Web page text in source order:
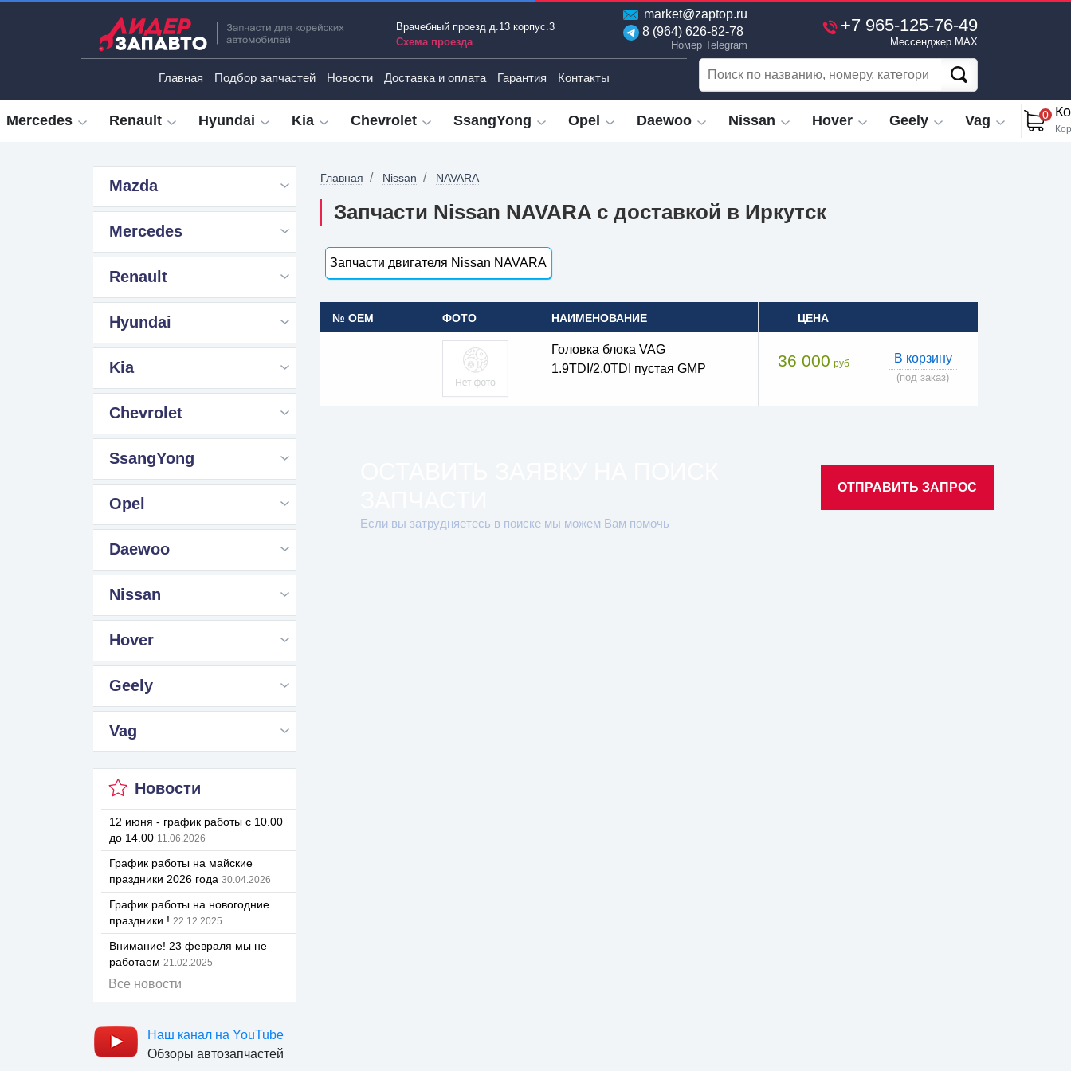
Врачебный проезд д.13 корпус.3
Схема проезда
market@zaptop.ru
8 (964) 626-82-78
Номер Telegram
+7 965-125-76-49
Мессенджер MAX
Главная Подбор запчастей Новости Доставка и оплата Гарантия Контакты
Mercedes Renault Hyundai Kia Chevrolet SsangYong Opel Daewoo Nissan Hover Geely Vag 0
Mazda
Mercedes
Renault
Hyundai
Kia
Chevrolet
SsangYong
Opel
Daewoo
Nissan
Hover
Geely
Vag
Новости
12 июня - график работы с 10.00
до 14.00 11.06.2026
График работы на майские
праздники 2026 года 30.04.2026
График работы на новогодние
праздники ! 22.12.2025
Внимание! 23 февраля мы не
работаем 21.02.2025
Все новости
Наш канал на YouTube
Обзоры автозапчастей
Главная Nissan NAVARA
Запчасти Nissan NAVARA с доставкой в Иркутск
Запчасти двигателя Nissan NAVARA
№ OEM ФОТО НАИМЕНОВАНИЕ ЦЕНА
Головка блока VAG
1.9TDI/2.0TDI пустая GMP
36 000 руб В корзину
(под заказ)
Если вы затрудняетесь в поиске мы можем Вам помочь
ОТПРАВИТЬ ЗАПРОС